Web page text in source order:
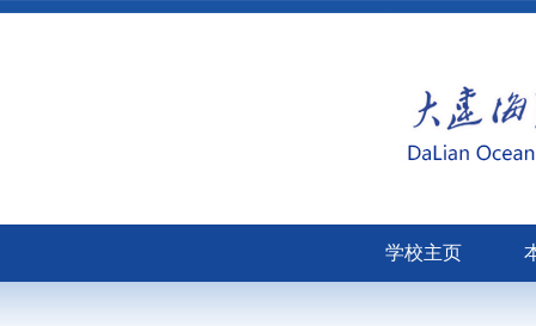
学校主页